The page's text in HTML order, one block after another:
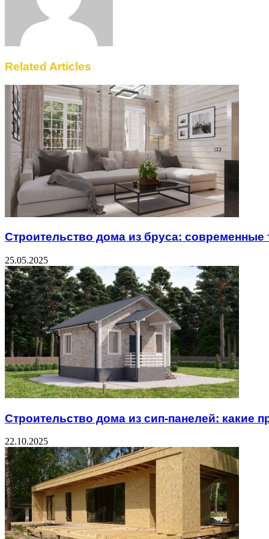
Related Articles
Строительство дома из бруса: современные
25.05.2025
Строительство дома из сип-панелей: какие
22.10.2025